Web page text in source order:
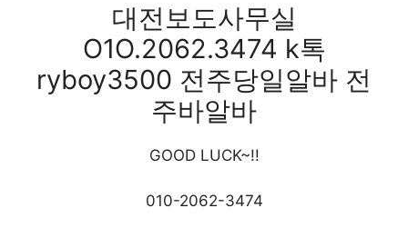
대전보도사무실
O1O.2062.3474 k톡
ryboy3500 전주당일알바 전
주바알바
GOOD LUCK~!!
010-2062-3474